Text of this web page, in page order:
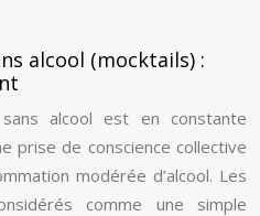
alcool (mocktails) :
alcool est en constante
prise de conscience collective
modérée d’alcool. Les
comme une simple